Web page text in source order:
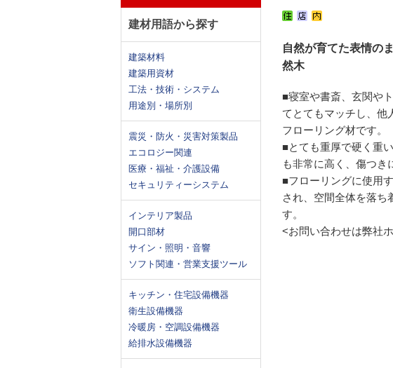
建材用語から探す
建築材料
建築用資材
工法・技術・システム
用途別・場所別
震災・防火・災害対策製品
エコロジー関連
医療・福祉・介護設備
セキュリティーシステム
インテリア製品
開口部材
サイン・照明・音響
ソフト関連・営業支援ツール
キッチン・住宅設備機器
衛生設備機器
冷暖房・空調設備機器
給排水設備機器
自然が育てた表情の
然木
■寝室や書斎、玄関や
てとてもマッチし、他
フローリング材です。
■とても重厚で硬く重
も非常に高く、傷つき
■フローリングに使用
され、空間全体を落ち
す。
<お問い合わせは弊社